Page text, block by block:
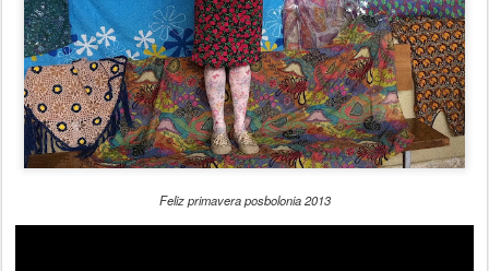
Feliz primavera posbolonia 2013